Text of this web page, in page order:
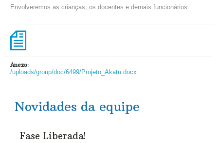
Envolveremos as crianças, os docentes e demais funcionários.
Anexo:
/uploads/group/doc/6499/Projeto_Akatu.docx
Novidades da equipe
Fase Liberada!